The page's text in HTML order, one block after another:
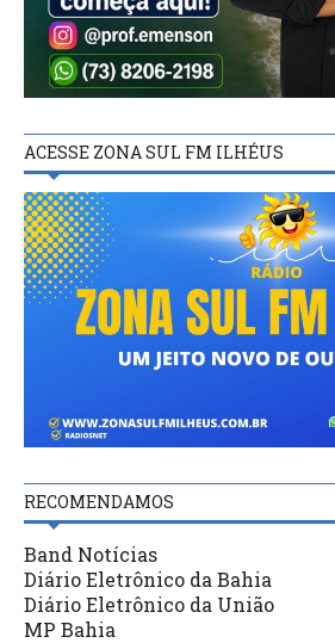
ACESSE ZONA SUL FM ILHÉUS
RECOMENDAMOS
Band Notícias
Diário Eletrônico da Bahia
Diário Eletrônico da União
MP Bahia